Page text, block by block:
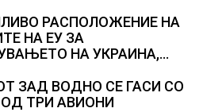
РАСПОЛОЖЕНИЕ НА
НА ЕУ ЗА
НА УКРАИНА,
и Германија
ЗАД ВОДНО СЕ ГАСИ СО
ТРИ АВИОНИ